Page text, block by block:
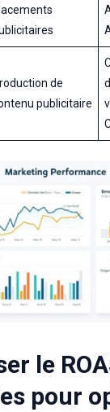
de
publicitaire
le
pour